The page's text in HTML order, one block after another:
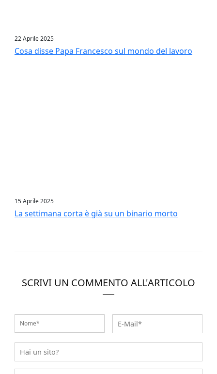
22 Aprile 2025
Cosa disse Papa Francesco sul mondo del lavoro
15 Aprile 2025
La settimana corta è già su un binario morto
SCRIVI UN COMMENTO ALL'ARTICOLO